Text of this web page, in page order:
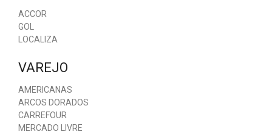
ACCOR
GOL
LOCALIZA
VAREJO
AMERICANAS
ARCOS DORADOS
CARREFOUR
MERCADO LIVRE